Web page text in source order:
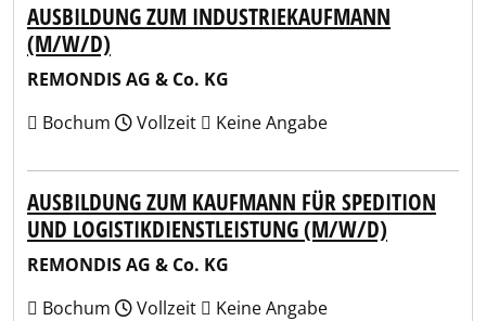
AUSBILDUNG ZUM INDUSTRIEKAUFMANN
(M/W/D)
REMONDIS AG & Co. KG
Bochum
Vollzeit Keine Angabe
AUSBILDUNG ZUM KAUFMANN FÜR SPEDITION
UND LOGISTIKDIENSTLEISTUNG (M/W/D)
REMONDIS AG & Co. KG
Bochum
Vollzeit Keine Angabe